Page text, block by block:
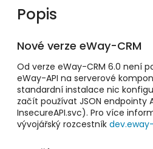
Popis
Nové verze eWay-CRM
Od verze eWay-CRM 6.0 není
eWay-API na serverové
standardní instalace nic
začít používat JSON endpointy
InsecureAPI.svc). Pro více
vývojářský rozcestník